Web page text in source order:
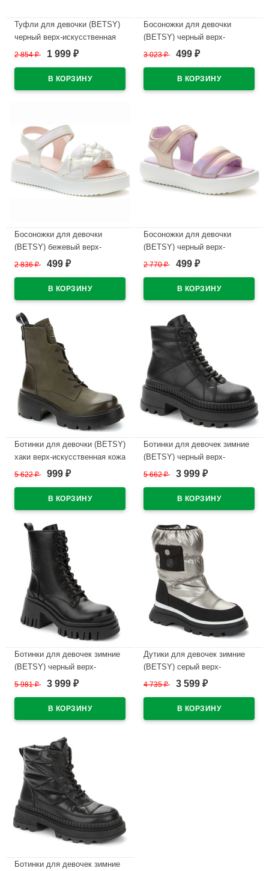
Туфли для девочки (BETSY)
черный верх-искусственная
кожа подкладка-натуральная
2 854₽ 1 999 ₽
Босоножки для девочки
(BETSY) черный верх-
искусственная кожа
кожа артикул 947310/04-01
3 023₽ 499 ₽
Босоножки для девочки
(BETSY) бежевый верх-
искусственная кожа
кожа артикул 947410/04-02
2 836₽ 499 ₽
Босоножки для девочки
(BETSY) черный верх-
искусственная кожа
кожа артикул 947408/05-03
2 770₽ 499 ₽
Ботинки для девочки (BETSY)
хаки верх-искусственная кожа
подкладка - байка артикул
5 622₽ 999 ₽
Ботинки для девочек зимние
(BETSY) черный верх-
искусственная кожа
шерсть артикул 938022/07-01
5 662₽ 3 999 ₽
Ботинки для девочек зимние
(BETSY) черный верх-
искусственная кожа
шерсть артикул 938010/04-01
5 981₽ 3 999 ₽
Дутики для девочек зимние
(BETSY) серый верх-
искусственный нубук/
натуральная шерсть артикул
938456/07-02
4 735₽ 3 599 ₽
Ботинки для девочек зимние